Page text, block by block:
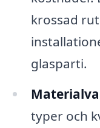
krossad
glasparti.
typer och